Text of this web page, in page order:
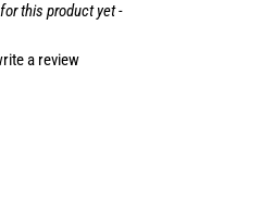
this product yet -
a review